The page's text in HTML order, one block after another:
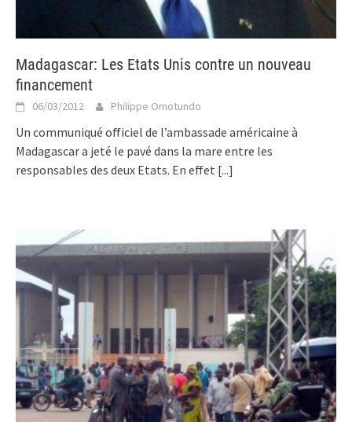
Madagascar: Les Etats Unis contre un nouveau
financement
06/03/2012 Philippe Omotundo
Un communiqué officiel de l’ambassade américaine à
Madagascar a jeté le pavé dans la mare entre les
responsables des deux Etats. En effet [...]